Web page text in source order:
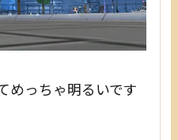
めっちゃ明るいです